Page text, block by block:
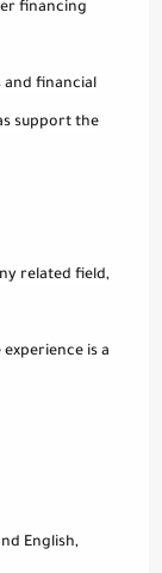
financing
and financial
support the
related field,
is a
English,